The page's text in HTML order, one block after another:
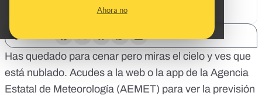
Ahora no
Has quedado para cenar pero miras el cielo y ves que
está nublado. Acudes a la web o la app de la Agencia
Estatal de Meteorología (AEMET) para ver la previsión